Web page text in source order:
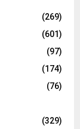
(269)
(601)
(97)
(174)
(76)
(329)